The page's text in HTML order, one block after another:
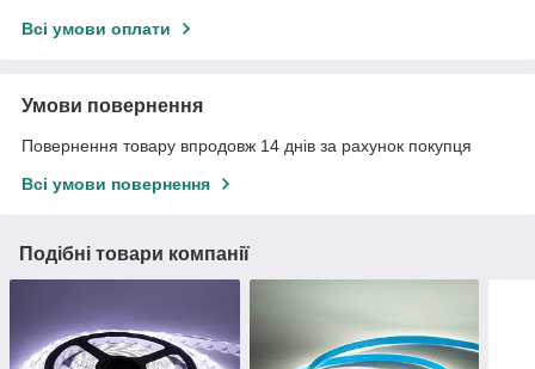
Всі умови оплати
Умови повернення
Повернення товару впродовж 14 днів за рахунок покупця
Всі умови повернення
Подібні товари компанії